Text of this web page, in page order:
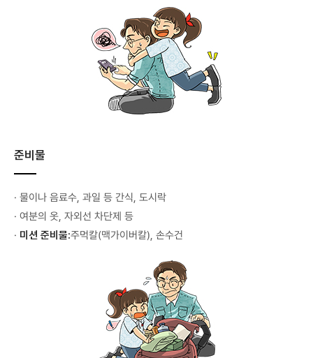
준비물
· 물이나 음료수, 과일 등 간식, 도시락
· 여분의 옷, 자외선 차단제 등
· 미션 준비물:주먹칼(맥가이버칼), 손수건